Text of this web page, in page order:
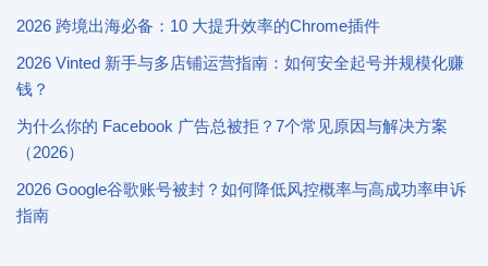
2026 跨境出海必备：10 大提升效率的Chrome插件
2026 Vinted 新手与多店铺运营指南：如何安全起号并规模化赚
钱？
为什么你的 Facebook 广告总被拒？7个常见原因与解决方案
（2026）
2026 Google谷歌账号被封？如何降低风控概率与高成功率申诉
指南